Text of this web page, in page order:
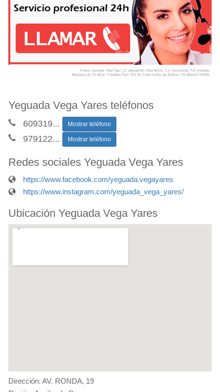
Yeguada Vega Yares teléfonos
609319... Mostrar teléfono
979122... Mostrar teléfono
Redes sociales Yeguada Vega Yares
https://www.facebook.com/yeguada.vegayares
https://www.instagram.com/yeguada_vega_yares/
Ubicación Yeguada Vega Yares
Dirección: AV. RONDA, 19